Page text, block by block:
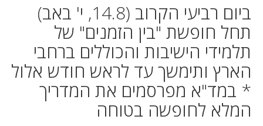
ביום רביעי הקרוב (14.8, י' באב)
תחל חופשת "בין הזמנים" של
תלמידי הישיבות והכוללים ברחבי
הארץ ותימשך עד לראש חודש אלול
* במד"א מפרסמים את המדריך
המלא לחופשה בטוחה